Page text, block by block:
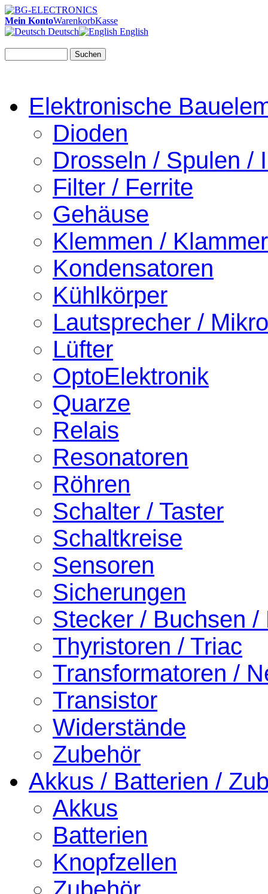
Mein KontoWarenkorbKasse
Deutsch
English
Suchen
Elektronische
Dioden
Drosseln / Spulen /
Filter / Ferrite
Gehäuse
Klemmen /
Kondensatoren
Kühlkörper
Lautsprecher /
Lüfter
OptoElektronik
Quarze
Relais
Resonatoren
Röhren
Schalter / Taster
Schaltkreise
Sensoren
Sicherungen
Stecker / Buchsen /
Thyristoren / Triac
Transformatoren /
Transistor
Widerstände
Zubehör
Akkus / Batterien /
Akkus
Batterien
Knopfzellen